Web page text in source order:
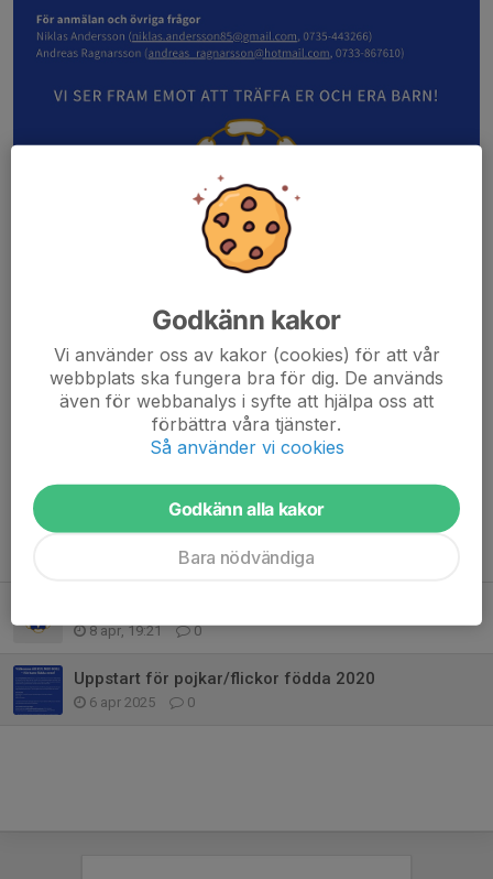
Uppstart för pojkar/flickor födda 2020
Har du svårt att läsa texten? Ladda ner bildenhär
8 apr, 19:21 0
Uppstart för pojkar/flickor födda 2020
6 apr 2025 0
Godkänn kakor
Vi använder oss av kakor (cookies) för att vår
webbplats ska fungera bra för dig. De används
även för webbanalys i syfte att hjälpa oss att
förbättra våra tjänster.
Så använder vi cookies
Godkänn alla kakor
Bara nödvändiga